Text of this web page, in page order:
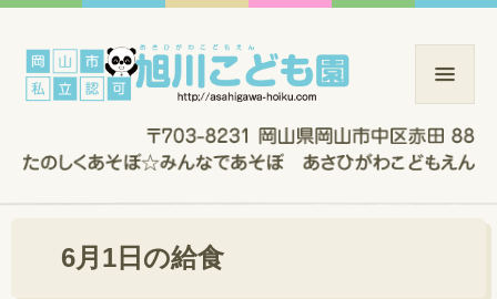
6月1日の給食